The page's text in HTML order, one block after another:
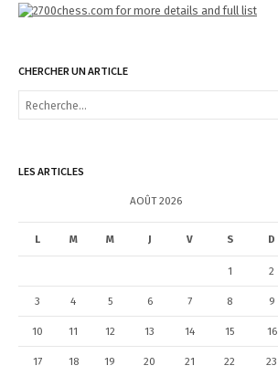
CHERCHER UN ARTICLE
R
r
e
LES ARTICLES
AOÛT 2026
L M M J V S D
1 2
3 4 5 6 7 8 9
10 11 12 13 14 15 16
17 18 19 20 21 22 23